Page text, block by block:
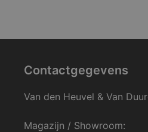
Contactgegevens
Van den Heuvel & Van
Magazijn / Showroom: